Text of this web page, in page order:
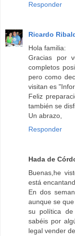
Responder
Ricardo
Hola familia:
Gracias por
completos
pero como
visitan es
Feliz
también se
Un abrazo,
Responder
Hada de
Buenas,he
está
En dos
aunque se
su política
sabéis por
legal vender